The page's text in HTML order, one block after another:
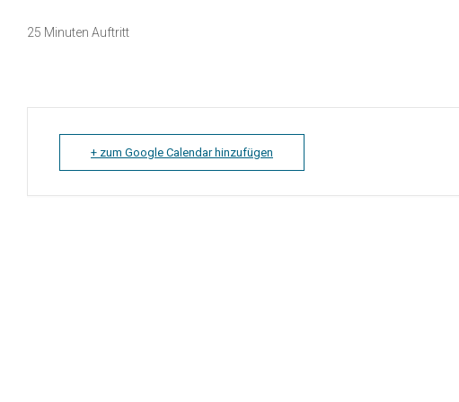
25 Minuten Auftritt
+ zum Google Calendar hinzufügen